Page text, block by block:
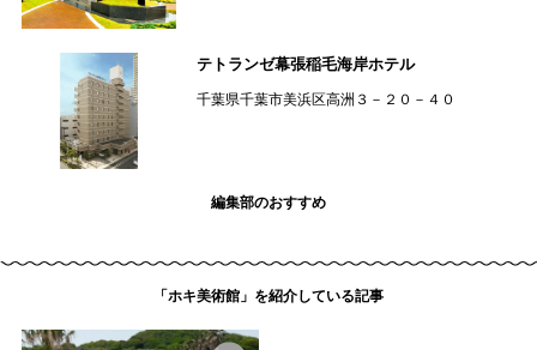
テトランゼ幕張稲毛海岸ホテル
千葉県千葉市美浜区高洲３－２０－４０
編集部のおすすめ
「ホキ美術館」を紹介している記事